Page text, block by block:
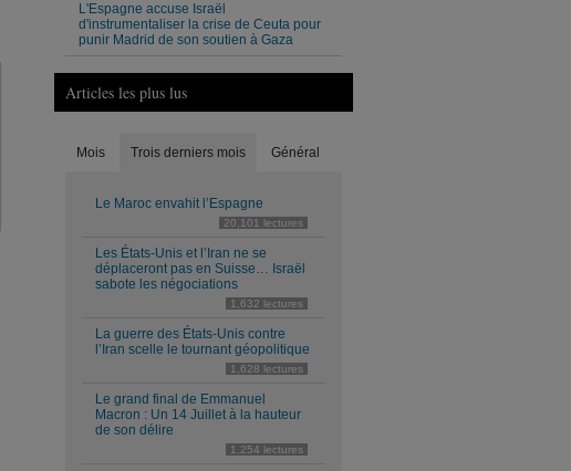
L'Espagne accuse Israël
d'instrumentaliser la crise de Ceuta pour
punir Madrid de son soutien à Gaza
Articles les plus lus
Mois Trois derniers mois Général
Le Maroc envahit l’Espagne
20,101 lectures
Les États-Unis et l’Iran ne se
déplaceront pas en Suisse… Israël
sabote les négociations
1,632 lectures
La guerre des États-Unis contre
l’Iran scelle le tournant géopolitique
1,628 lectures
Le grand final de Emmanuel
Macron : Un 14 Juillet à la hauteur
de son délire
1,254 lectures